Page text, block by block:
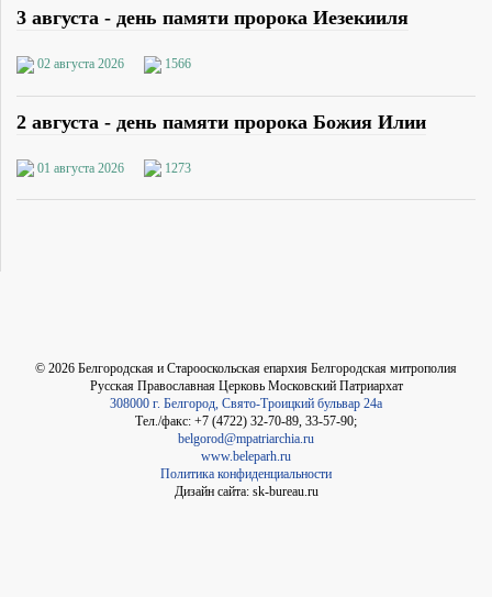
3 августа - день памяти пророка Иезекииля
02 августа 2026 1566
2 августа - день памяти пророка Божия Илии
01 августа 2026 1273
© 2026 Белгородская и Старооскольская епархия Белгородская митрополия
Русская Православная Церковь Московский Патриархат
308000 г. Белгород, Свято-Троицкий бульвар 24а
Тел./факс: +7 (4722) 32-70-89, 33-57-90;
belgorod@mpatriarchia.ru
www.beleparh.ru
Политика конфиденциальности
Дизайн сайта: sk-bureau.ru